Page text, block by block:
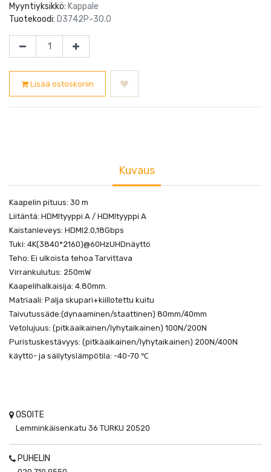
Myyntiyksikkö: Kappale
Tuotekoodi: D3742P-30.0
Lisää ostoskoriin
Kuvaus
Kaapelin pituus: 30 m
Liitäntä: HDMItyyppi A / HDMItyyppi A
Kaistanleveys: HDMI2.0,18Gbps
Tuki: 4K(3840*2160)@60HzUHDnäyttö
Teho: Ei ulkoista tehoa Tarvittava
Virrankulutus: 250mW
Kaapelihalkaisija: 4.80mm.
Matriaali: Palja skupari+kiillotettu kuitu
Taivutussäde:(dynaaminen/staattinen) 80mm/40mm
Vetolujuus: (pitkäaikainen/lyhytaikainen) 100N/200N
Puristuskestävyys: (pitkäaikainen/lyhytaikainen) 200N/400N
käyttö- ja säilytyslämpötila: -40-70 ℃
OSOITE
Lemminkäisenkatu 36 TURKU 20520
PUHELIN